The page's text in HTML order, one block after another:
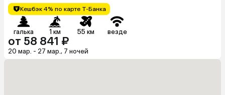
Кешбэк 4% по карте Т-Банка
галька 1 км 55 км везде
от 58 841 ₽
20 мар. - 27 мар., 7 ночей